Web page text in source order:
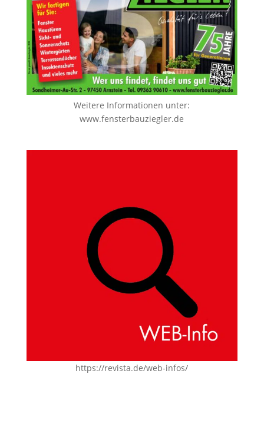
Weitere Informationen unter:
www.fensterbauziegler.de
https://revista.de/web-infos/